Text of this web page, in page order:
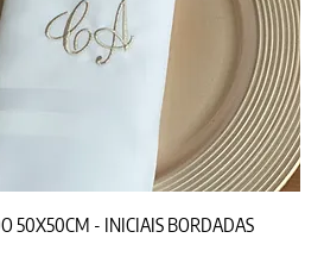
50X50CM - INICIAIS BORDADAS